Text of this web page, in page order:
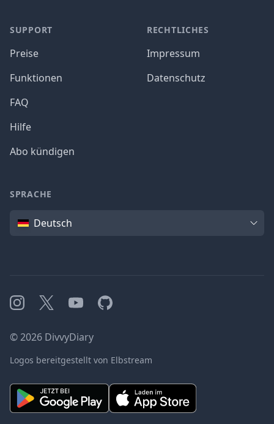
SUPPORT
Preise
Funktionen
FAQ
Hilfe
Abo kündigen
RECHTLICHES
Impressum
Datenschutz
SPRACHE
SpracheDeutsch
Instagram
X YouTubeGitHub
©2026 DivvyDiary
Logos bereitgestellt von Elbstream